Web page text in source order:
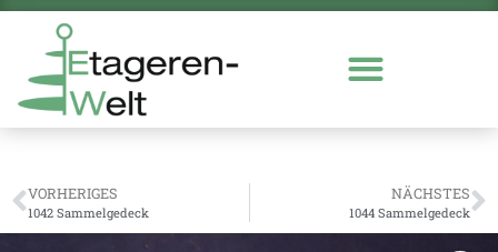
VORHERIGES
1042 Sammelgedeck
NÄCHSTES
1044 Sammelgedeck